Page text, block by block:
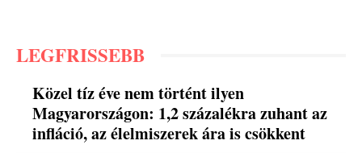
LEGFRISSEBB
Közel tíz éve nem történt ilyen
Magyarországon: 1,2 százalékra zuhant az
infláció, az élelmiszerek ára is csökkent